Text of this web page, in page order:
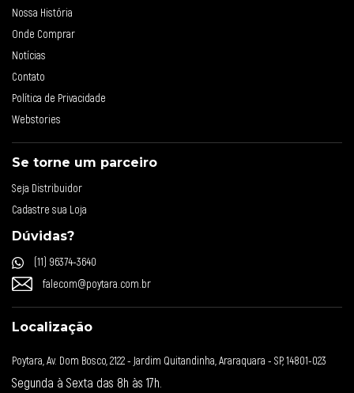
Nossa História
Onde Comprar
Notícias
Contato
Política de Privacidade
Webstories
Se torne um parceiro
Seja Distribuidor
Cadastre sua Loja
Dúvidas?
(11) 96374-3640
falecom@poytara.com.br
Localização
Poytara, Av. Dom Bosco, 2122 - Jardim Quitandinha, Araraquara - SP, 14801-023
Segunda à Sexta das 8h às 17h.